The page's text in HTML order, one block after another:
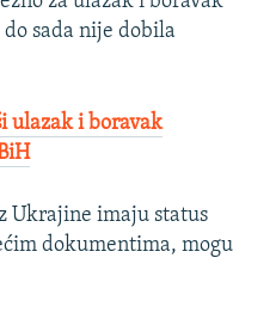
sada nije dobila
ulazak i boravak
Ukrajine imaju status
dokumentima, mogu